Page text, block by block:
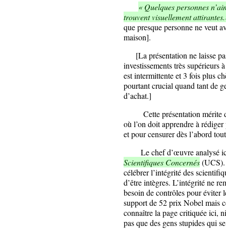
« Quelques personnes
trouvent visuellement
que presque personne ne veut
maison].
[La présentation ne laisse
investissements très supérieurs
est intermittente et 3 fois plus
pourtant crucial quand tant de
d’achat.]
Cette présentation mérite
où l’on doit apprendre à
et pour censurer dès l’abord
Le chef d’œuvre analysé ici
Scientifiques Concernés(UCS).
célébrer l’intégrité des
d’être intègres. L’intégrité ne
besoin de contrôles pour éviter
support de 52 prix Nobel mais
connaître la page critiquée ici,
pas que des gens stupides qui